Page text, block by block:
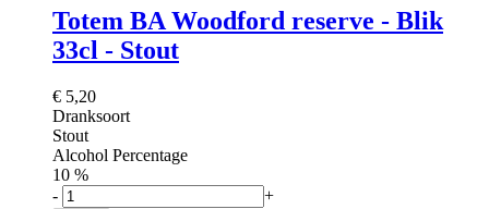
Totem BA Woodford reserve - Blik
33cl - Stout
€ 5,20
Dranksoort
Stout
Alcohol Percentage
10 %
-
+